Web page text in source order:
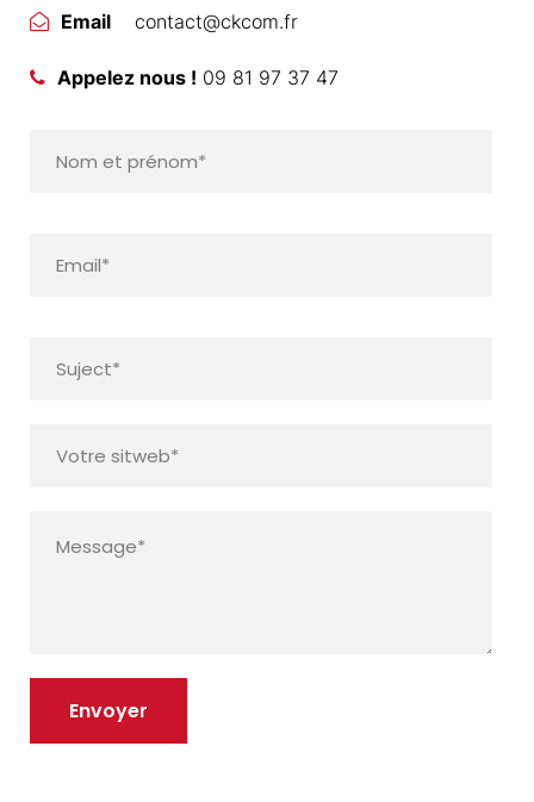
Email contact@ckcom.fr
Appelez nous ! 09 81 97 37 47